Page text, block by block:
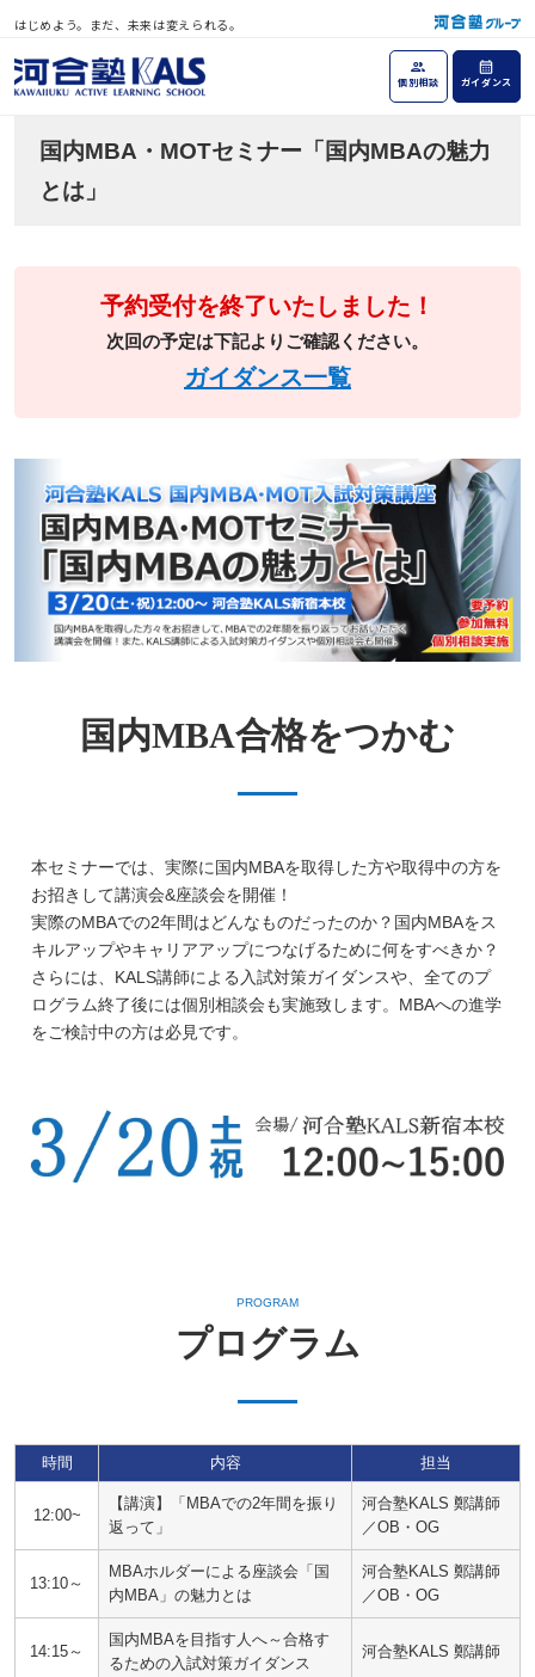
はじめよう。まだ、未来は変えられる。
個別相談 ガイダンス
国内MBA・MOTセミナー「国内MBAの魅力
とは」
予約受付を終了いたしました！
次回の予定は下記よりご確認ください。
ガイダンス一覧
国内MBA合格をつかむ
本セミナーでは、実際に国内MBAを取得した方や取得中の方を
お招きして講演会&座談会を開催！
実際のMBAでの2年間はどんなものだったのか？国内MBAをス
キルアップやキャリアアップにつなげるために何をすべきか？
さらには、KALS講師による入試対策ガイダンスや、全てのプ
ログラム終了後には個別相談会も実施致します。MBAへの進学
をご検討中の方は必見です。
PROGRAM
プログラム
時間 内容 担当
12:00~
【講演】「MBAでの2年間を振り
返って」
河合塾KALS 鄭講師
／OB・OG
13:10～
MBAホルダーによる座談会「国
内MBA」の魅力とは
河合塾KALS 鄭講師
／OB・OG
14:15～
国内MBAを目指す人へ～合格す
るための入試対策ガイダンス
河合塾KALS 鄭講師